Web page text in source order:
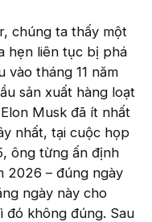
chúng ta thấy một
hẹn liên tục bị phá
vào tháng 11 năm
sản xuất hàng loạt
Musk đã ít nhất
nhất, tại cuộc họp
ông từng ấn định
2026 – đúng ngày
ngày này cho
không đúng. Sau